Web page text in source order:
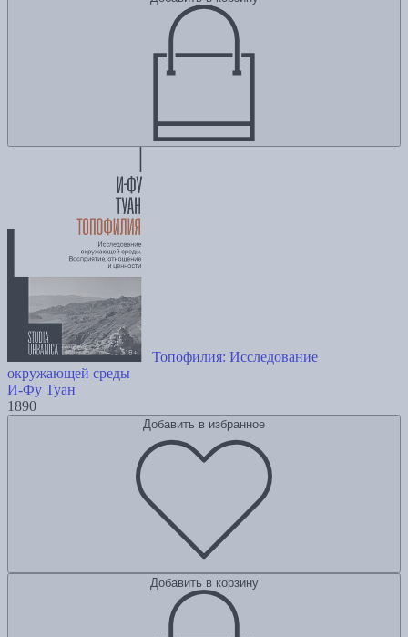
Топофилия: Исследование
окружающей среды
И-Фу Туан
1890
Добавить в избранное
Добавить в корзину